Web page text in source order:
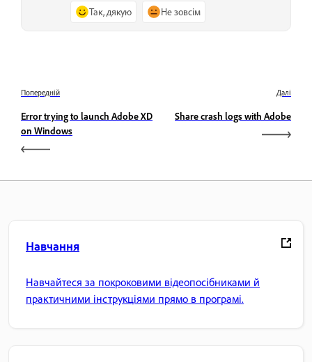
Так, дякую Не зовсім
Попередній
Error trying to launch Adobe XD
on Windows
Далі
Share crash logs with Adobe
Навчання
Навчайтеся за покроковими відеопосібниками й
практичними інструкціями прямо в програмі.